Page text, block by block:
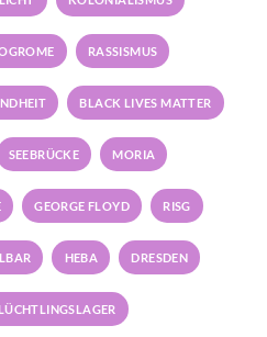
RASSISMUS
BLACK LIVES MATTER
SEEBRÜCKE MORIA
GEORGE FLOYD RISG
HEBA DRESDEN